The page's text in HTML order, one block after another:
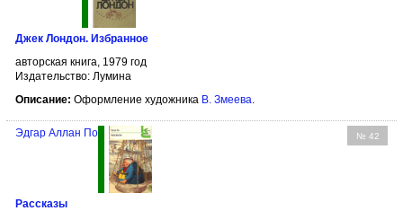
Джек Лондон. Избранное
авторская книга, 1979 год
Издательство: Лумина
Описание: Оформление художника В. Змеева
№ 42
Эдгар Аллан По
Рассказы